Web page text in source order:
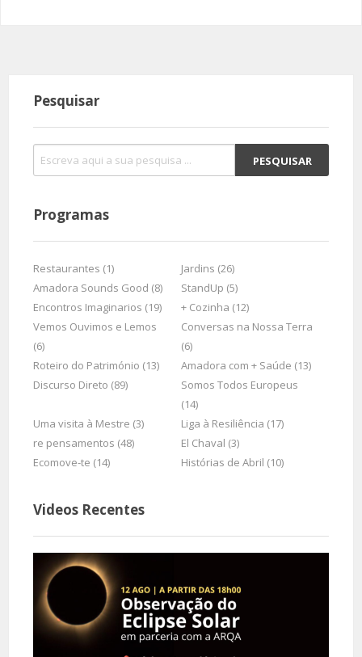
Pesquisar
Programas
Restaurantes (1)
Jardins (26)
Amadora Sounds Good (8)
StandUp (5)
Encontros Imaginarios (19)
+ Cozinha (12)
Vemos Ouvimos e Lemos
(6)
Conversas na Nossa Terra
(6)
Roteiro do Património (13)
Amadora com + Saúde (13)
Discurso Direto (89)
Somos Todos Europeus
(14)
Uma visita à Mestre (3)
Liga à Resiliência (17)
re pensamentos (48)
El Chaval (3)
Ecomove-te (14)
Histórias de Abril (10)
Videos Recentes